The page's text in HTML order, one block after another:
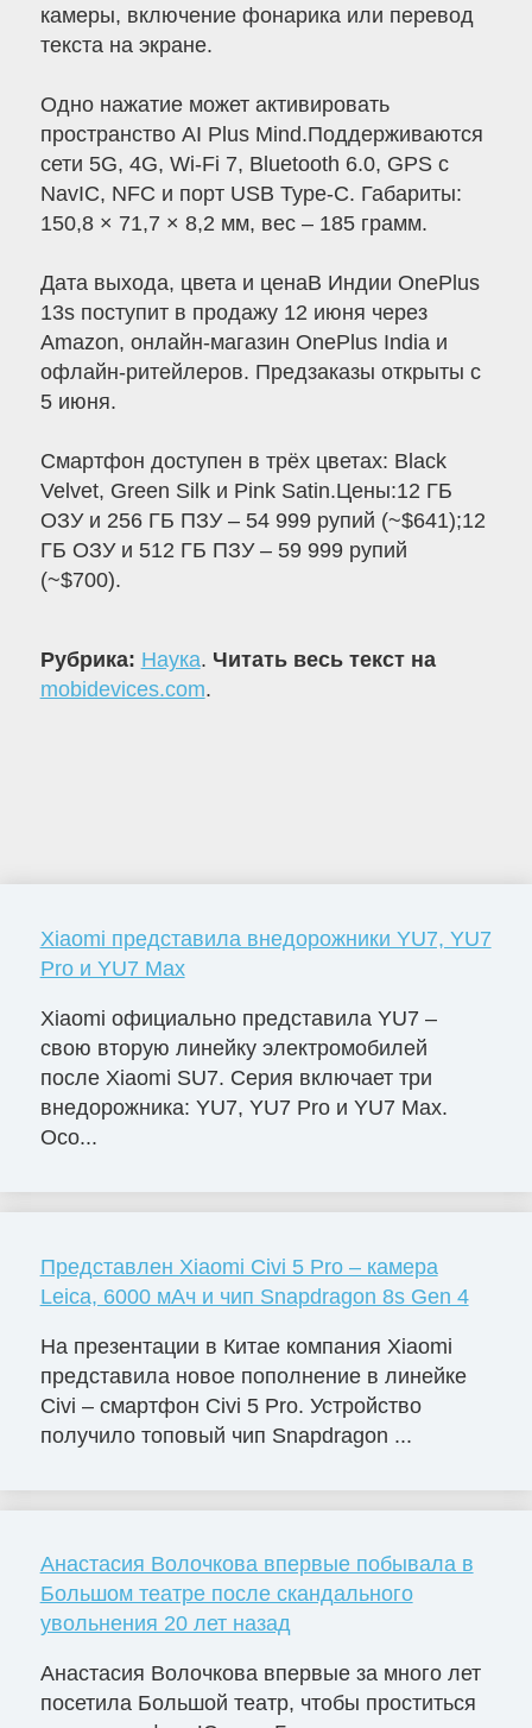
камеры, включение фонарика или перевод
текста на экране.
Одно нажатие может активировать
пространство AI Plus Mind.Поддерживаются
сети 5G, 4G, Wi-Fi 7, Bluetooth 6.0, GPS с
NavIC, NFC и порт USB Type-C. Габариты:
150,8 × 71,7 × 8,2 мм, вес – 185 грамм.
Дата выхода, цвета и ценаВ Индии OnePlus
13s поступит в продажу 12 июня через
Amazon, онлайн-магазин OnePlus India и
офлайн-ритейлеров. Предзаказы открыты с
5 июня.
Смартфон доступен в трёх цветах: Black
Velvet, Green Silk и Pink Satin.Цены:12 ГБ
ОЗУ и 256 ГБ ПЗУ – 54 999 рупий (~$641);12
ГБ ОЗУ и 512 ГБ ПЗУ – 59 999 рупий
(~$700).
Рубрика: Наука. Читать весь текст на
mobidevices.com.
Xiaomi представила внедорожники YU7, YU7
Pro и YU7 Max
Xiaomi официально представила YU7 –
свою вторую линейку электромобилей
после Xiaomi SU7. Серия включает три
внедорожника: YU7, YU7 Pro и YU7 Max.
Осо...
Представлен Xiaomi Civi 5 Pro – камера
Leica, 6000 мАч и чип Snapdragon 8s Gen 4
На презентации в Китае компания Xiaomi
представила новое пополнение в линейке
Civi – смартфон Civi 5 Pro. Устройство
получило топовый чип Snapdragon ...
Анастасия Волочкова впервые побывала в
Большом театре после скандального
увольнения 20 лет назад
Анастасия Волочкова впервые за много лет
посетила Большой театр, чтобы проститься